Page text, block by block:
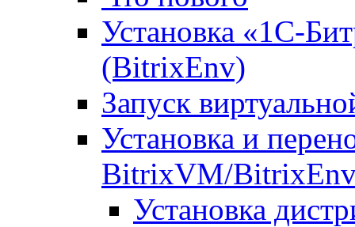
Установка «1С-
(BitrixEnv)
Запуск
Установка и
BitrixVM/
Установка